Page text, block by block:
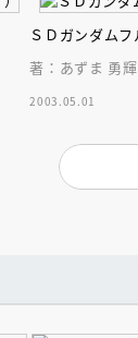
ＳＤガンダムフ
著：あずま 勇輝
2003.05.01